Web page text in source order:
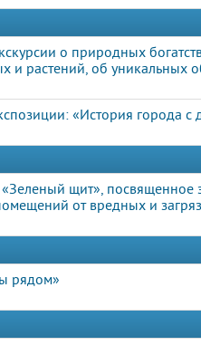
о природных
и растений, об уникальных
«История города
щит», посвященное
от вредных и
рядом»